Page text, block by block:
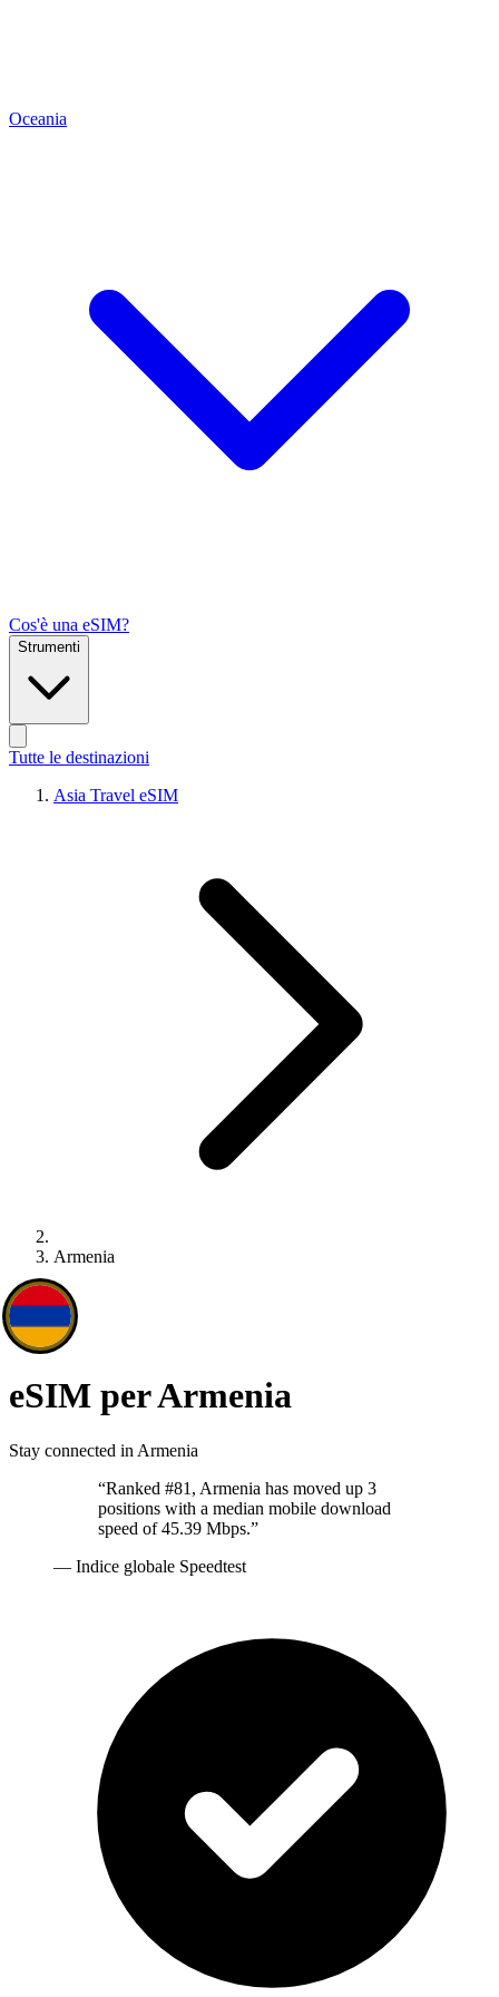
Oceania
Cos'è una eSIM?
Strumenti
Tutte le destinazioni
Asia Travel eSIM
Armenia
eSIM per Armenia
Stay connected in Armenia
“Ranked #81, Armenia has moved up 3
positions with a median mobile download
speed of 45.39 Mbps.”
— Indice globale Speedtest